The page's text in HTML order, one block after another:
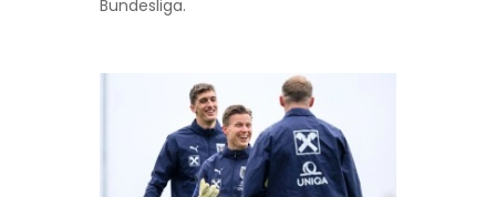
Bundesliga.